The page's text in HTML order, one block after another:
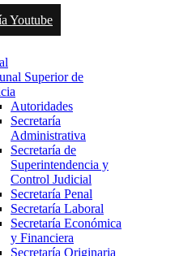
Youtube
Superior de
Autoridades
Secretaría
Administrativa
Secretaría de
Superintendencia y
Control Judicial
Secretaría Penal
Secretaría Laboral
Secretaría Económica
y Financiera
Secretaría Originaria